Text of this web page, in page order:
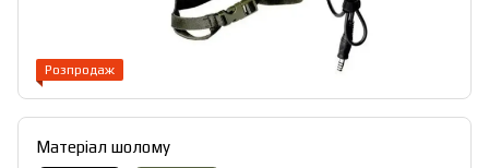
Розпродаж
Матеріал шолому